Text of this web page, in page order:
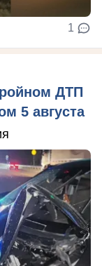
1
ДТП
5 августа